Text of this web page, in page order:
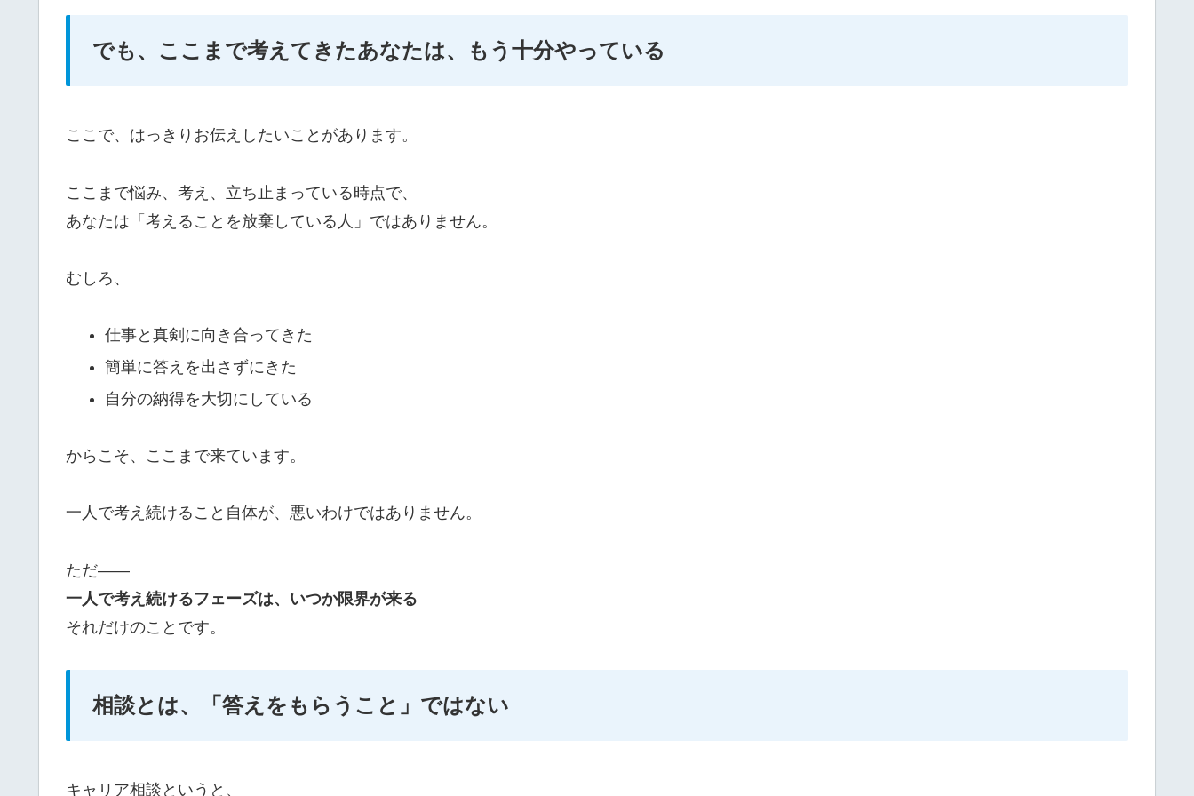
でも、ここまで考えてきたあなたは、もう十分やっている
ここで、はっきりお伝えしたいことがあります。
ここまで悩み、考え、立ち止まっている時点で、
あなたは「考えることを放棄している人」ではありません。
むしろ、
仕事と真剣に向き合ってきた
簡単に答えを出さずにきた
自分の納得を大切にしている
からこそ、ここまで来ています。
一人で考え続けること自体が、悪いわけではありません。
ただ――
一人で考え続けるフェーズは、いつか限界が来る
それだけのことです。
相談とは、「答えをもらうこと」ではない
キャリア相談というと、